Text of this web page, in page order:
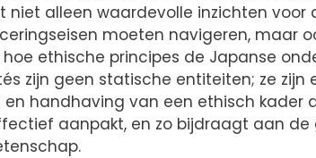
niet alleen waardevolle inzichten
moeten navigeren, maar
ethische principes de Japanse
zijn geen statische entiteiten; ze zijn
handhaving van een ethisch kader
aanpakt, en zo bijdraagt aan